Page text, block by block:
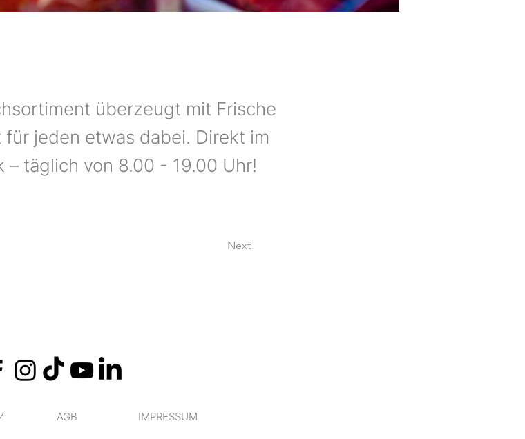
überzeugt mit Frische
für jeden etwas dabei. Direkt im
– täglich von 8.00 - 19.00 Uhr!
Next
AGB IMPRESSUM